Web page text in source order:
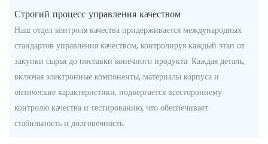
Строгий процесс управления качеством
Наш отдел контроля качества придерживается международных
стандартов управления качеством, контролируя каждый этап от
закупки сырья до поставки конечного продукта. Каждая деталь,
включая электронные компоненты, материалы корпуса и
оптические характеристики, подвергается всестороннему
контролю качества и тестированию, что обеспечивает
стабильность и долговечность.